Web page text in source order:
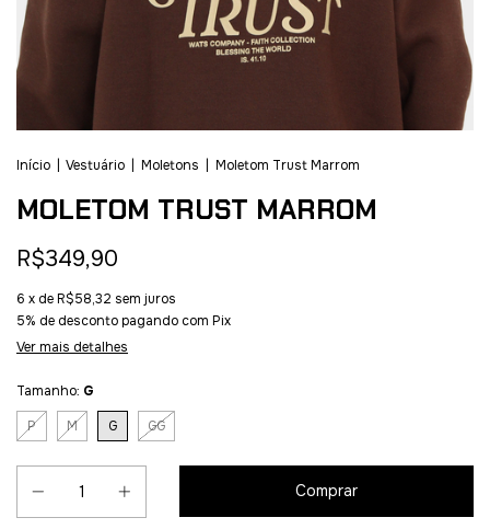
Início Vestuário Moletons Moletom Trust Marrom
MOLETOM TRUST MARROM
R$349,90
6 x deR$58,32 sem juros
5% de descontopagando com Pix
Ver mais detalhes
Tamanho: G
P
M G GG